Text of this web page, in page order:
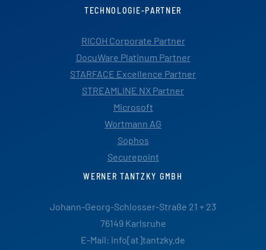
TECHNOLOGIE-PARTNER
RICOH Corporate Partner
DocuWare Platinum Partner
STARFACE Excellence Partner
STREAMLINE NX Partner
Microsoft
Wortmann AG
Sophos
Securepoint
WERNER TANTZKY GMBH
Johann-Georg-Schlosser-Straße 21 + 23
76149 Karlsruhe
E-Mail: info[at]tantzky.de